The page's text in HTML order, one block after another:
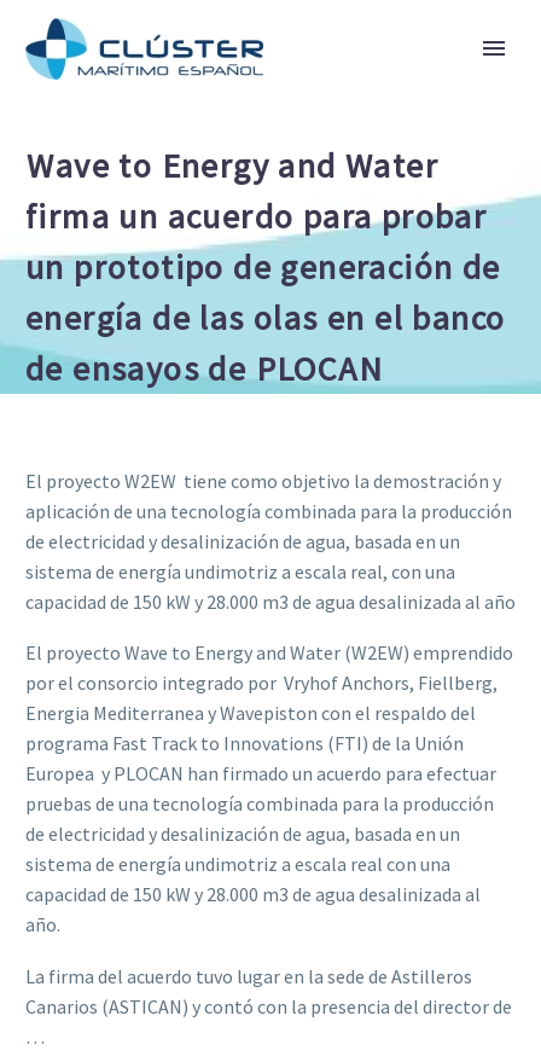
Wave to Energy and Water
firma un acuerdo para probar
un prototipo de generación de
energía de las olas en el banco
de ensayos de PLOCAN
El proyecto W2EW tiene como objetivo la demostración y
aplicación de una tecnología combinada para la producción
de electricidad y desalinización de agua, basada en un
sistema de energía undimotriz a escala real, con una
capacidad de 150 kW y 28.000 m3 de agua desalinizada al año
El proyecto Wave to Energy and Water (W2EW) emprendido
por el consorcio integrado por Vryhof Anchors, Fiellberg,
Energia Mediterranea y Wavepiston con el respaldo del
programa Fast Track to Innovations (FTI) de la Unión
Europea y PLOCAN han firmado un acuerdo para efectuar
pruebas de una tecnología combinada para la producción
de electricidad y desalinización de agua, basada en un
sistema de energía undimotriz a escala real con una
capacidad de 150 kW y 28.000 m3 de agua desalinizada al
año.
La firma del acuerdo tuvo lugar en la sede de Astilleros
Canarios (ASTICAN) y contó con la presencia del director de
…